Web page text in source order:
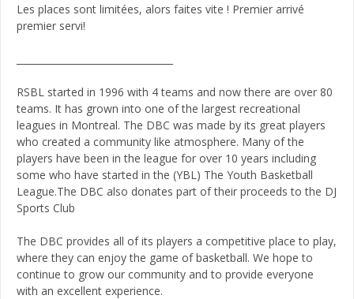
Les places sont limitées, alors faites vite ! Premier arrivé
premier servi!
RSBL started in 1996 with 4 teams and now there are over 80
teams. It has grown into one of the largest recreational
leagues in Montreal. The DBC was made by its great players
who created a community like atmosphere. Many of the
players have been in the league for over 10 years including
some who have started in the (YBL) The Youth Basketball
League.The DBC also donates part of their proceeds to the DJ
Sports Club
The DBC provides all of its players a competitive place to play,
where they can enjoy the game of basketball. We hope to
continue to grow our community and to provide everyone
with an excellent experience.